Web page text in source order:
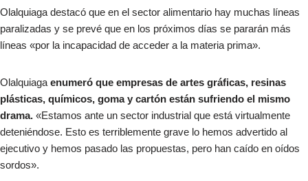
Olalquiaga destacó que en el sector alimentario hay muchas líneas
paralizadas y se prevé que en los próximos días se pararán más
líneas «por la incapacidad de acceder a la materia prima».
Olalquiaga enumeró que empresas de artes gráficas, resinas
plásticas, químicos, goma y cartón están sufriendo el mismo
drama. «Estamos ante un sector industrial que está virtualmente
deteniéndose. Esto es terriblemente grave lo hemos advertido al
ejecutivo y hemos pasado las propuestas, pero han caído en oídos
sordos».